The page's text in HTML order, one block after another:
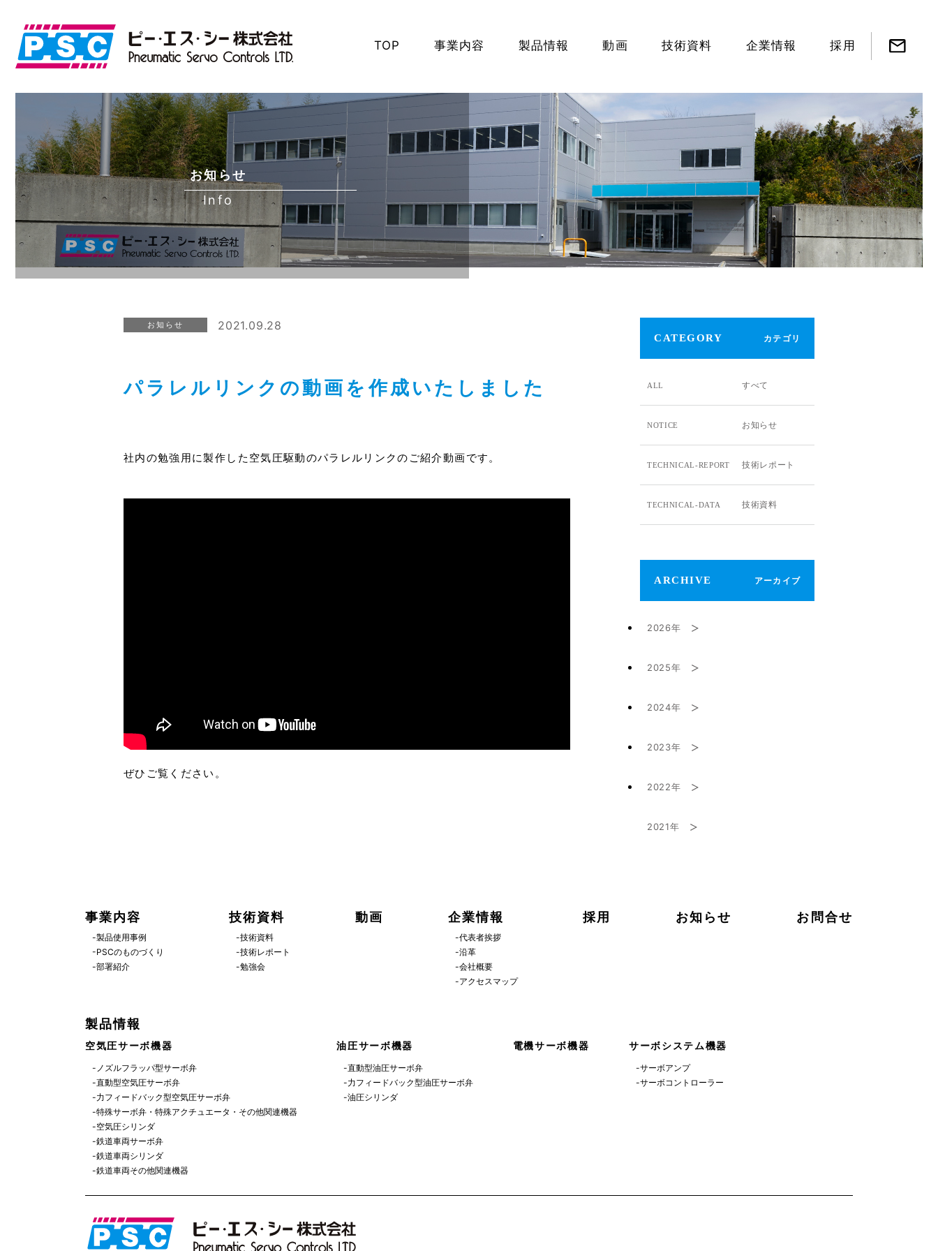
TOP 事業内容 製品情報
ボ弁
気圧サーボ弁
クチュエータ・その他
圧サーボ弁
動画 技術資料 企業情報 採用
お知らせ
Info
お知らせ 2021.09.28
パラレルリンクの動画を作成いたしました
社内の勉強用に製作した空気圧駆動のパラレルリンクのご紹介動画です。
ぜひご覧ください。
CATEGORY カテゴリ
ALL すべて
NOTICE お知らせ
TECHNICAL-REPORT 技術レポート
TECHNICAL-DATA 技術資料
ARCHIVE アーカイブ
2026年
2月 (1)
2025年
9月 (1)
8月 (1)
2024年
10月 (1)
9月 (1)
7月 (1)
2023年
7月 (2)
5月 (1)
2022年
4月 (1)
2月 (2)
2021年
8月 (3)
事業内容
-製品使用事例
-PSCのものづくり
-部署紹介
技術資料
-技術資料
-技術レポート
-勉強会
動画 企業情報
-代表者挨拶
-沿革
-会社概要
-アクセスマップ
採用 お知らせ お問合せ
製品情報
空気圧サーボ機器
-ノズルフラッパ型サーボ弁
-直動型空気圧サーボ弁
-力フィードバック型空気圧サーボ弁
-特殊サーボ弁・特殊アクチュエータ・その他関連機器
-空気圧シリンダ
-鉄道車両サーボ弁
-鉄道車両シリンダ
-鉄道車両その他関連機器
油圧サーボ機器
-直動型油圧サーボ弁
-力フィードバック型油圧サーボ弁
-油圧シリンダ
電機サーボ機器 サーボシステム機器
-サーボアンプ
-サーボコントローラー